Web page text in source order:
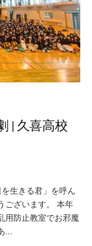
| 久喜高校
生きる君」を呼ん
ございます。 本年
用防止教室でお邪魔
...